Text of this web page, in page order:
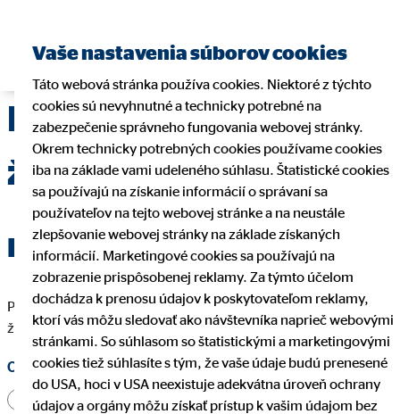
sprostredkovateľa
Interný formulár
žiadosti
Prihláste sa teraz
Polia označené * musia byť vyplnené, aby sme mohli vašu
žiadosť spracovať.
Oslovenie
Pán Pani Iné
Vaše nastavenia súborov cookies
Táto webová stránka používa cookies. Niektoré z týchto
cookies sú nevyhnutné a technicky potrebné na
zabezpečenie správneho fungovania webovej stránky.
Okrem technicky potrebných cookies používame cookies
iba na základe vami udeleného súhlasu. Štatistické cookies
sa používajú na získanie informácií o správaní sa
používateľov na tejto webovej stránke a na neustále
zlepšovanie webovej stránky na základe získaných
informácií. Marketingové cookies sa používajú na
zobrazenie prispôsobenej reklamy. Za týmto účelom
dochádza k prenosu údajov k poskytovateľom reklamy,
ktorí vás môžu sledovať ako návštevníka naprieč webovými
stránkami. So súhlasom so štatistickými a marketingovými
cookies tiež súhlasíte s tým, že vaše údaje budú prenesené
do USA, hoci v USA neexistuje adekvátna úroveň ochrany
údajov a orgány môžu získať prístup k vašim údajom bez